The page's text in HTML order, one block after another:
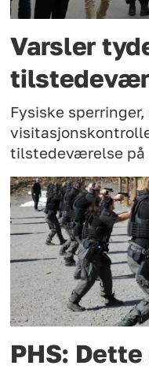
Varsler
Fysiske
tilstedeværelse på
PHS: